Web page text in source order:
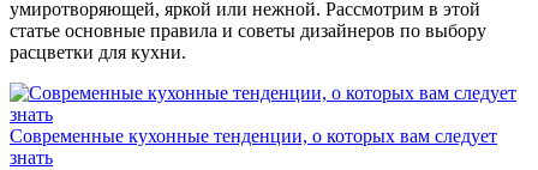
умиротворяющей, яркой или нежной. Рассмотрим в этой
статье основные правила и советы дизайнеров по выбору
расцветки для кухни.
Современные кухонные тенденции, о которых вам следует
знать